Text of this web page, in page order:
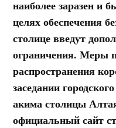
наиболее заразен и
целях обеспечения
столице введут
ограничения. Меры
распространения
заседании
акима столицы
официальный сайт